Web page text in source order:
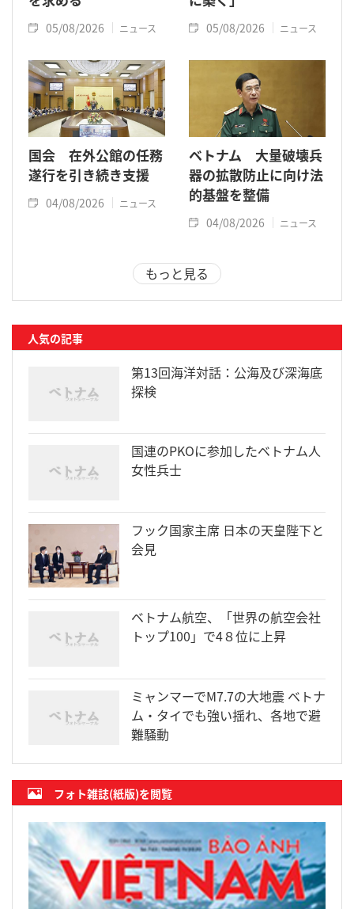
05/08/2026 ニュース 05/08/2026 ニュース
国会 在外公館の任務
遂行を引き続き支援
04/08/2026 ニュース
ベトナム 大量破壊兵
器の拡散防止に向け法
的基盤を整備
04/08/2026 ニュース
もっと見る
人気の記事
第13回海洋対話：公海及び深海底
探検
国連のPKOに参加したベトナム人
女性兵士
フック国家主席 日本の天皇陛下と
会見
ベトナム航空、「世界の航空会社
トップ100」で4８位に上昇
ミャンマーでM7.7の大地震 ベトナ
ム・タイでも強い揺れ、各地で避
難騒動
フォト雑誌(紙版)を閲覧